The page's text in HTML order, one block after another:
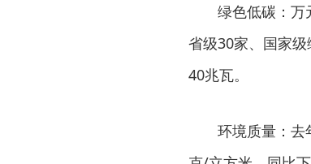
绿色低碳：万
省级30家、国家
40兆瓦。
环境质量：去